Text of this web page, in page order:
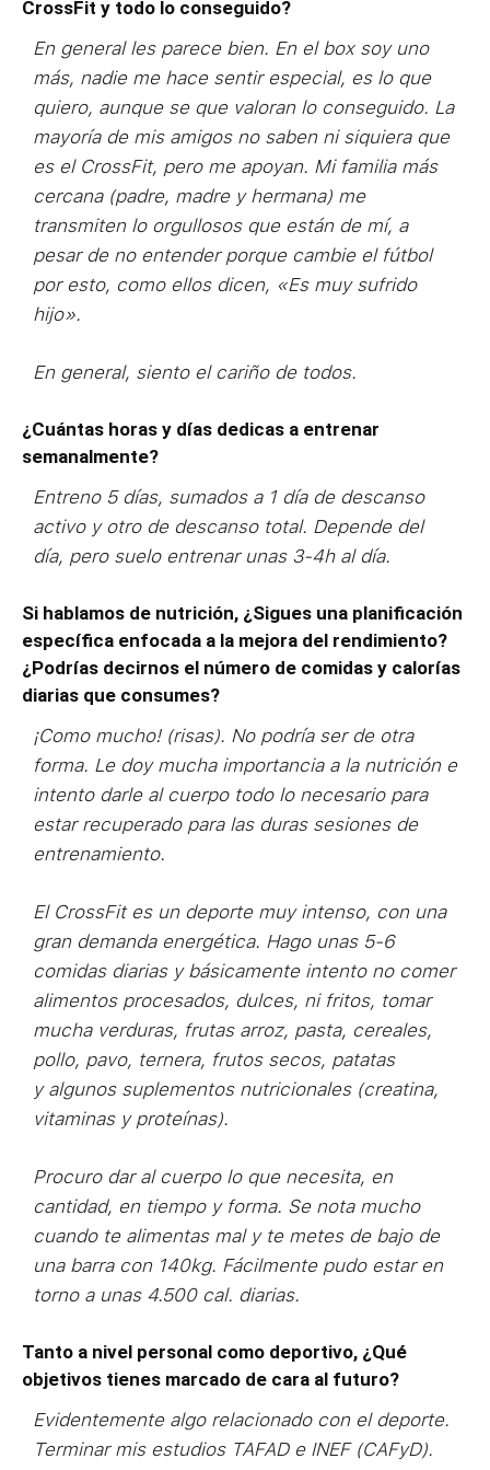
CrossFit y todo lo conseguido?
En general les parece bien. En el box soy uno
más, nadie me hace sentir especial, es lo que
quiero, aunque se que valoran lo conseguido. La
mayoría de mis amigos no saben ni siquiera que
es el CrossFit, pero me apoyan. Mi familia más
cercana (padre, madre y hermana) me
transmiten lo orgullosos que están de mí, a
pesar de no entender porque cambie el fútbol
por esto, como ellos dicen, «Es muy sufrido
hijo».
En general, siento el cariño de todos.
¿Cuántas horas y días dedicas a entrenar
semanalmente?
Entreno 5 días, sumados a 1 día de descanso
activo y otro de descanso total. Depende del
día, pero suelo entrenar unas 3-4h al día.
Si hablamos de nutrición, ¿Sigues una planificación
específica enfocada a la mejora del rendimiento?
¿Podrías decirnos el número de comidas y calorías
diarias que consumes?
¡Como mucho! (risas). No podría ser de otra
forma. Le doy mucha importancia a la nutrición e
intento darle al cuerpo todo lo necesario para
estar recuperado para las duras sesiones de
entrenamiento.
El CrossFit es un deporte muy intenso, con una
gran demanda energética. Hago unas 5-6
comidas diarias y básicamente intento no comer
alimentos procesados, dulces, ni fritos, tomar
mucha verduras, frutas arroz, pasta, cereales,
pollo, pavo, ternera, frutos secos, patatas
y algunos suplementos nutricionales (creatina,
vitaminas y proteínas).
Procuro dar al cuerpo lo que necesita, en
cantidad, en tiempo y forma. Se nota mucho
cuando te alimentas mal y te metes de bajo de
una barra con 140kg. Fácilmente pudo estar en
torno a unas 4.500 cal. diarias.
Tanto a nivel personal como deportivo, ¿Qué
objetivos tienes marcado de cara al futuro?
Evidentemente algo relacionado con el deporte.
Terminar mis estudios TAFAD e INEF (CAFyD).